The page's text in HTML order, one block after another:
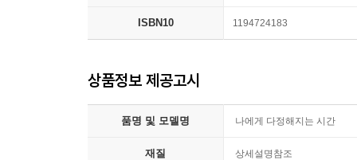
ISBN10 1194724183
상품정보 제공고시
품명 및 모델명 나에게 다정해지는 시간
재질 상세설명참조